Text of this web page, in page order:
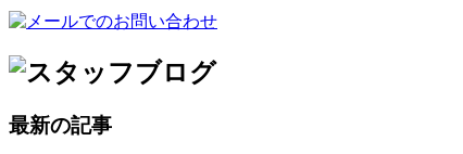
最新の記事